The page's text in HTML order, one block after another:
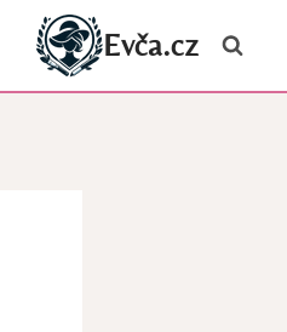
Evča.cz